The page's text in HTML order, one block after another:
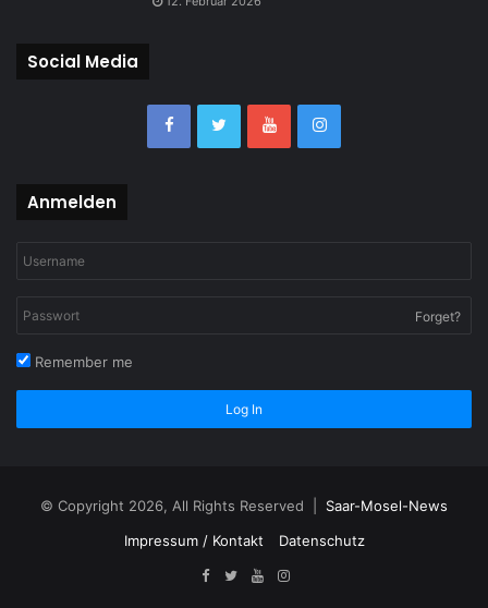
Social Media
Anmelden
Forget?
Remember me
Log In
© Copyright 2026, All Rights Reserved | Saar-Mosel-News
Impressum / Kontakt
Datenschutz